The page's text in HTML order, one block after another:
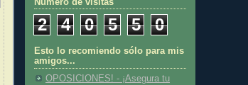
Número de visitas
2 4 0 5 5 0
Esto lo recomiendo sólo para mis
amigos...
OPOSICIONES! - ¡Asegura tu